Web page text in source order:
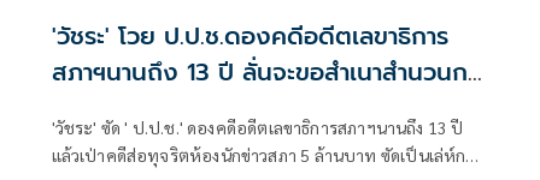
'วัชระ' โวย ป.ป.ช.ดองคดีอดีตเลขาธิการ
สภาฯนานถึง 13 ปี ลั่นจะขอสำเนาสำนวนการ
'วัชระ' ซัด ' ป.ป.ช.' ดองคดีอดีตเลขาธิการสภาฯนานถึง 13 ปี
แล้วเป่าคดีส่อทุจริตห้องนักข่าวสภา 5 ล้านบาท ซัดเป็นเล่ห์กลที่